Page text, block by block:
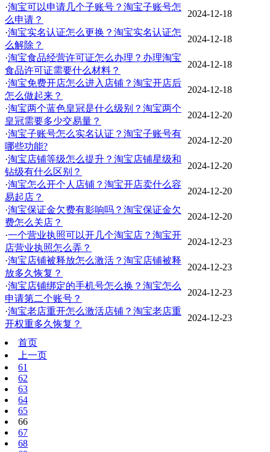
·淘宝可以申请几个子账号？淘宝子账号怎
么申请？
2024-12-18
·淘宝实名认证怎么更换？淘宝实名认证怎
么解除？
2024-12-18
·淘宝食品经营许可证怎么办理？办理淘宝
食品许可证需要什么材料？
2024-12-18
·淘宝免费开店怎么进入店铺？淘宝开店后
怎么做起来？
2024-12-18
·淘宝两个蓝色皇冠是什么级别？淘宝两个
皇冠需要多少交易量？
2024-12-20
·淘宝子账号怎么实名认证？淘宝子账号有
哪些功能?
2024-12-20
·淘宝店铺等级怎么提升？淘宝店铺星级和
钻级有什么区别？
2024-12-20
·淘宝怎么开个人店铺？淘宝开店卖什么容
易起店？
2024-12-20
·淘宝保证金欠费有影响吗？淘宝保证金欠
费怎么关店？
2024-12-20
·一个营业执照可以开几个淘宝店？淘宝开
店营业执照怎么弄？
2024-12-23
·淘宝店铺被释放怎么激活？淘宝店铺被释
放多久恢复？
2024-12-23
·淘宝店铺绑定的手机号怎么换？淘宝怎么
申请第二个账号？
2024-12-23
·淘宝老店重开怎么激活店铺？淘宝老店重
开权重多久恢复？
2024-12-23
首页
上一页
61
62
63
64
65
66
67
68